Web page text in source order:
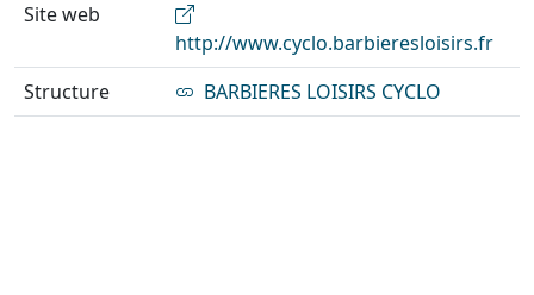
Site web
http://www.cyclo.barbieresloisirs.fr
Structure
BARBIERES LOISIRS CYCLO